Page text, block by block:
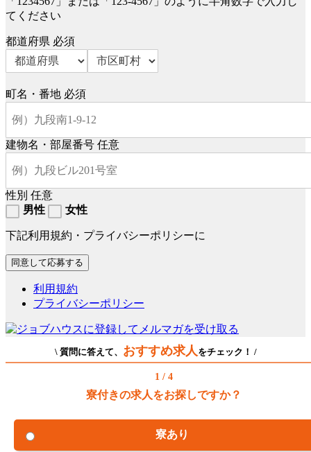
てください
都道府県 必須
町名・番地 必須
建物名・部屋番号 任意
性別 任意
男性
女性
下記利用規約・プライバシーポリシーに
利用規約
プライバシーポリシー
\ 質問に答えて、 おすすめ求人をチェック！ /
1 / 4
寮付きの求人をお探しですか？
寮あり